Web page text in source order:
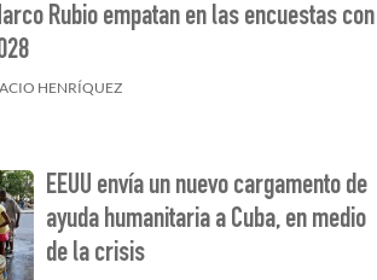
Rubio empatan en las encuestas con
HENRÍQUEZ
EEUU envía un nuevo cargamento de
ayuda humanitaria a Cuba, en medio
de la crisis